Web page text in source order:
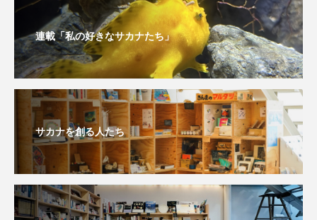
産卵 甲殻類 発酵食品
白身魚 相模川 磯 磯焼け
磯遊び 神戸須磨シーワールド
私の好きなサカナたち 稚魚 絶滅危惧種
絶滅種 繁殖 繫殖 美ら海水族館
美容 群馬県 耳石 脊索動物
自然 自然保護 自由研究
連載「私の好きなサカナたち」
サカナを創る人たち